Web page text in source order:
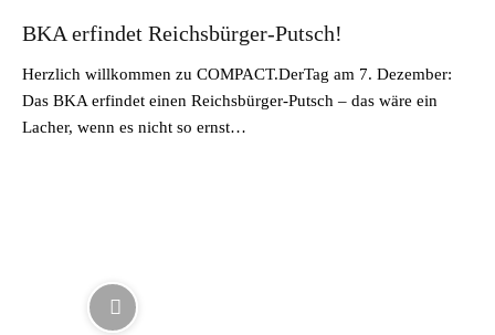
BKA erfindet Reichsbürger-Putsch!
Herzlich willkommen zu COMPACT.DerTag am 7. Dezember:
Das BKA erfindet einen Reichsbürger-Putsch – das wäre ein
Lacher, wenn es nicht so ernst…